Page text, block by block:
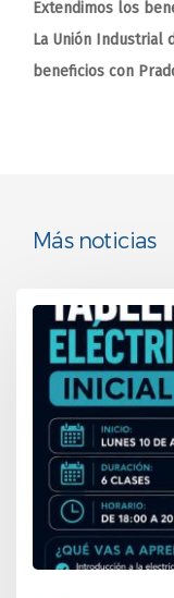
Extendimos los
La Unión Industrial
beneficios con
Más noticias